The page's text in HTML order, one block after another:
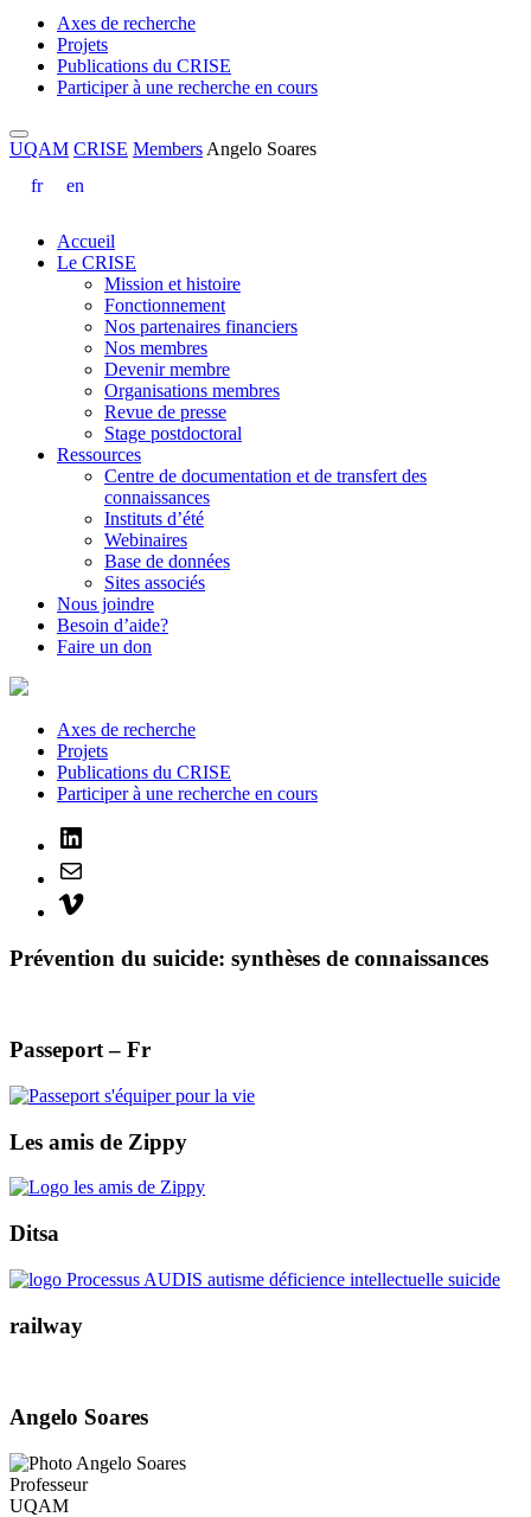
Axes de recherche
Projets
Publications du CRISE
Participer à une recherche en cours
UQAM CRISE Members Angelo Soares
fr
en
Accueil
Le CRISE
Mission et histoire
Fonctionnement
Nos partenaires financiers
Nos membres
Devenir membre
Organisations membres
Revue de presse
Stage postdoctoral
Ressources
Centre de documentation et de transfert des
connaissances
Instituts d’été
Webinaires
Base de données
Sites associés
Nous joindre
Besoin d’aide?
Faire un don
Axes de recherche
Projets
Publications du CRISE
Participer à une recherche en cours
Prévention du suicide: synthèses de connaissances
Passeport – Fr
Les amis de Zippy
Ditsa
railway
Angelo Soares
Professeur
UQAM